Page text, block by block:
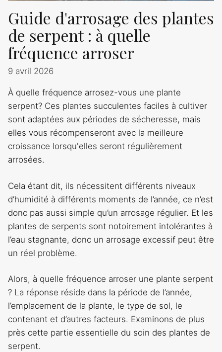
Guide d'arrosage des plantes
de serpent : à quelle
fréquence arroser
9 avril 2026
À quelle fréquence arrosez-vous une plante
serpent? Ces plantes succulentes faciles à cultiver
sont adaptées aux périodes de sécheresse, mais
elles vous récompenseront avec la meilleure
croissance lorsqu'elles seront régulièrement
arrosées.
Cela étant dit, ils nécessitent différents niveaux
d’humidité à différents moments de l’année, ce n’est
donc pas aussi simple qu’un arrosage régulier. Et les
plantes de serpents sont notoirement intolérantes à
l’eau stagnante, donc un arrosage excessif peut être
un réel problème.
Alors, à quelle fréquence arroser une plante serpent
? La réponse réside dans la période de l’année,
l’emplacement de la plante, le type de sol, le
contenant et d’autres facteurs. Examinons de plus
près cette partie essentielle du soin des plantes de
serpent.